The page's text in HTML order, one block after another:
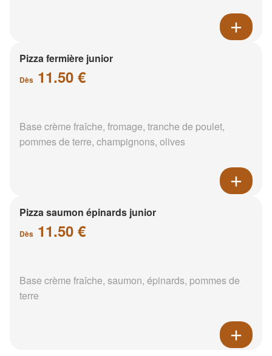
Pizza fermière junior
Dès 11.50 €
Base crème fraîche, fromage, tranche de poulet,
pommes de terre, champignons, olives
Pizza saumon épinards junior
Dès 11.50 €
Base crème fraîche, saumon, épinards, pommes de
terre